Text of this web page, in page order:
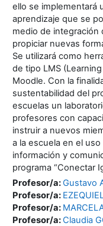
ello se implementará
aprendizaje que se
medio de integración
propiciar nuevas
Se utilizará como
de tipo LMS
Moodle. Con la
sustentabilidad del
escuelas un
profesores con
instruir a nuevos
a la escuela en el
información y
programa “Conectar
Profesor/a:Gustavo
Profesor/a:
Profesor/a:
Profesor/a:Claudia